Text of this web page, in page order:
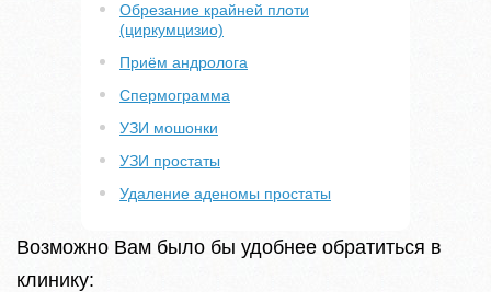
Обрезание крайней плоти
(циркумцизио)
Приём андролога
Спермограмма
УЗИ мошонки
УЗИ простаты
Удаление аденомы простаты
Возможно Вам было бы удобнее обратиться в
клинику: